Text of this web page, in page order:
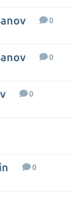
0
0
0
0